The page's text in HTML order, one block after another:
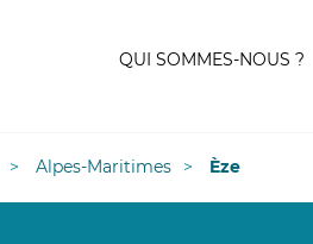
QUI SOMMES-NOUS ?
Alpes-Maritimes Èze